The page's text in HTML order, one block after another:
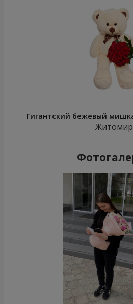
Гигантский бежевый
Житомир